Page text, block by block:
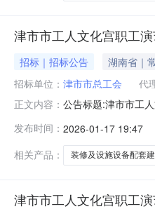
津市市工人文化宫职工
招标｜招标公告 湖南省｜
招标单位： 津市市总工会 代
正文内容： 公告标题:津市市工
工剧场）装修及设
发布时间： 2026-01-17 19:47
相关产品：
装修及设施设备配套
津市市工人文化宫职工